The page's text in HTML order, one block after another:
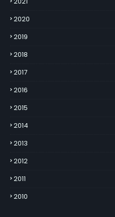
2020
2019
2018
2017
2016
2015
2014
2013
2012
2011
2010